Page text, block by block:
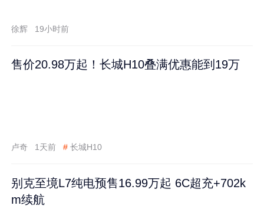
徐辉 19小时前
售价20.98万起！长城H10叠满优惠能到19万
卢奇 1天前 # 长城H10
别克至境L7纯电预售16.99万起 6C超充+702k
m续航